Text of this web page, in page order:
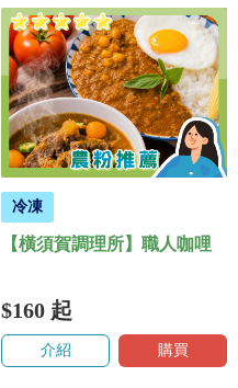
冷凍
【橫須賀調理所】職人咖哩
$160 起
介紹 購買